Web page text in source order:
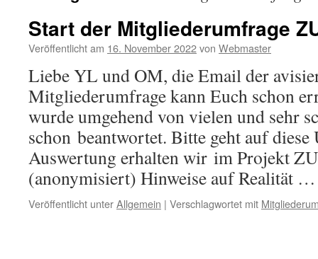
Start der Mitgliederumfrage
Veröffentlicht am 16. November 2022von Webmaster
Liebe YL und OM, die Email der
Mitgliederumfrage kann Euch schon
wurde umgehend von vielen und sehr
schon beantwortet. Bitte geht auf
Auswertung erhalten wir im Projekt
(anonymisiert) Hinweise auf Realität
Veröffentlicht unterAllgemein | Verschlagwortet mit